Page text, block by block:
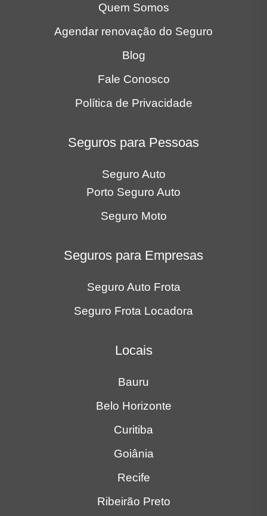
Quem Somos
Agendar renovação do Seguro
Blog
Fale Conosco
Política de Privacidade
Seguros para Pessoas
Seguro Auto
Porto Seguro Auto
Seguro Moto
Seguros para Empresas
Seguro Auto Frota
Seguro Frota Locadora
Locais
Bauru
Belo Horizonte
Curitiba
Goiânia
Recife
Ribeirão Preto